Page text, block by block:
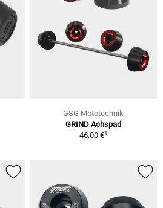
GSG Mototechnik
GRIND Achspad
46,00 €1